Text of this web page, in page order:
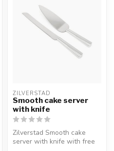
ZILVERSTAD
Smooth cake server
with knife
Zilverstad Smooth cake
server with knife with free